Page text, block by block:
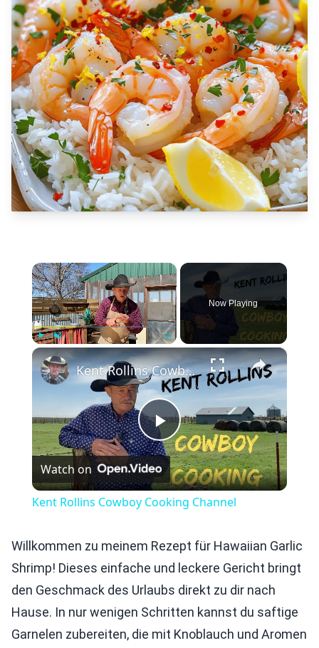
×
Unmute
Now Playing
×
Play
Video
Kent Rollins Cowboy Cooking Channel
Watch on
Kent Rollins Cowboy Cooking Channel
Willkommen zu meinem Rezept für Hawaiian Garlic
Shrimp! Dieses einfache und leckere Gericht bringt
den Geschmack des Urlaubs direkt zu dir nach
Hause. In nur wenigen Schritten kannst du saftige
Garnelen zubereiten, die mit Knoblauch und Aromen